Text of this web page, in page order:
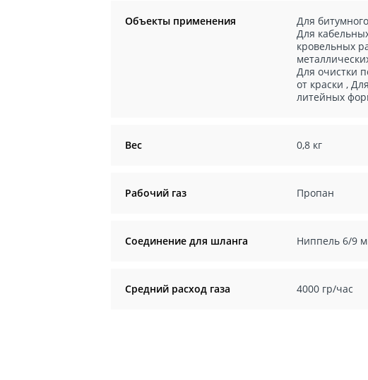
Объекты применения Для
Для
кровельных
Для очистки
от краски ,
литейных
Вес 0,8 кг
Рабочий газ Пропан
Соединение для шланга Ниппель 6/9
Средний расход газа 4000 гр/час